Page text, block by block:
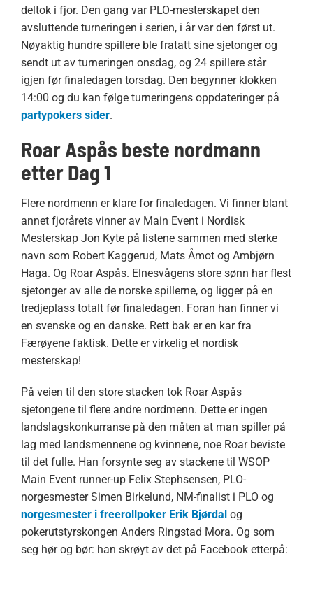
deltok i fjor. Den gang var PLO-mesterskapet den
avsluttende turneringen i serien, i år var den først ut.
Nøyaktig hundre spillere ble fratatt sine sjetonger og
sendt ut av turneringen onsdag, og 24 spillere står
igjen før finaledagen torsdag. Den begynner klokken
14:00 og du kan følge turneringens oppdateringer på
partypokers sider.
Roar Aspås beste nordmann
etter Dag 1
Flere nordmenn er klare for finaledagen. Vi finner blant
annet fjorårets vinner av Main Event i Nordisk
Mesterskap Jon Kyte på listene sammen med sterke
navn som Robert Kaggerud, Mats Åmot og Ambjørn
Haga. Og Roar Aspås. Elnesvågens store sønn har flest
sjetonger av alle de norske spillerne, og ligger på en
tredjeplass totalt før finaledagen. Foran han finner vi
en svenske og en danske. Rett bak er en kar fra
Færøyene faktisk. Dette er virkelig et nordisk
mesterskap!
På veien til den store stacken tok Roar Aspås
sjetongene til flere andre nordmenn. Dette er ingen
landslagskonkurranse på den måten at man spiller på
lag med landsmennene og kvinnene, noe Roar beviste
til det fulle. Han forsynte seg av stackene til WSOP
Main Event runner-up Felix Stephsensen, PLO-
norgesmester Simen Birkelund, NM-finalist i PLO og
norgesmester i freerollpoker Erik Bjørdalog
pokerutstyrskongen Anders Ringstad Mora. Og som
seg hør og bør: han skrøyt av det på Facebook etterpå: